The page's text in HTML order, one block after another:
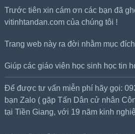
Trước tiên xin cám ơn các bạn đã
vitinhtandan.com của chúng tôi !
Trang web này ra đời nhằm mục
Giúp các giáo viên học sinh học tin
Để được tư vấn miễn phí hãy gọi:
bạn Zalo ( gặp Tấn Dân cử nhân
tại Tiền Giang, với 19 năm kinh